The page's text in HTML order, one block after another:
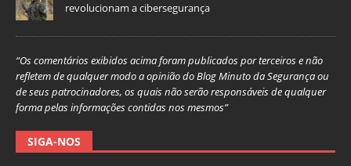
revolucionam a cibersegurança
“Os comentários exibidos acima foram publicados por terceiros e não
refletem de qualquer modo a opinião do Blog Minuto da Segurança ou
de seus patrocinadores, os quais não serão responsáveis de qualquer
forma pelas informações contidas nos mesmos”
SIGA-NOS